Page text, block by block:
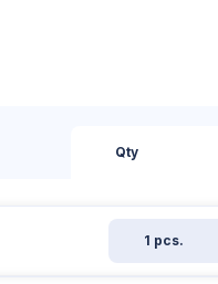
Qty
1 pcs.